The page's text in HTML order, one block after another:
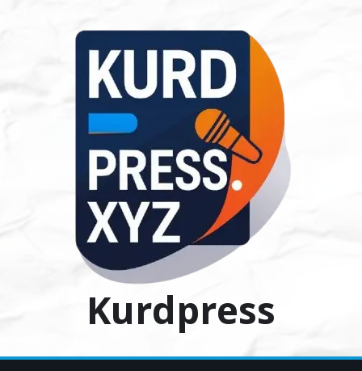
Kurdpress